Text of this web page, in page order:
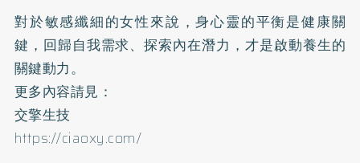
對於敏感纖細的女性來說，身心靈的平衡是健康關
鍵，回歸自我需求、探索內在潛力，才是啟動養生的
關鍵動力。
更多內容請見：
交擎生技
https://ciaoxy.com/